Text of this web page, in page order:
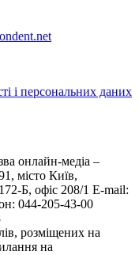
і персональних даних
онлайн-медіа –
місто Київ,
Б, офіс 208/1 E-mail:
044-205-43-00
розміщених на
на